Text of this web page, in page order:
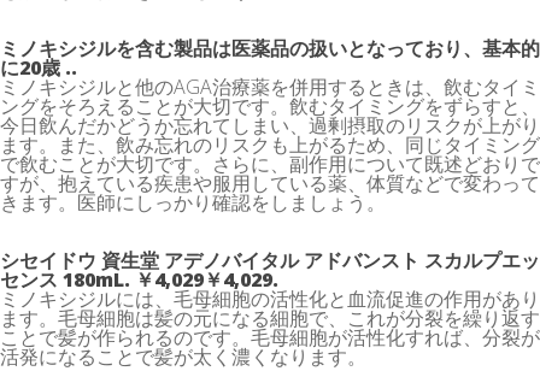
ミノキシジルを含む製品は医薬品の扱いとなっており、基本的
に20歳 ..
ミノキシジルと他のAGA治療薬を併用するときは、飲むタイミ
ングをそろえることが大切です。飲むタイミングをずらすと、
今日飲んだかどうか忘れてしまい、過剰摂取のリスクが上がり
ます。また、飲み忘れのリスクも上がるため、同じタイミング
で飲むことが大切です。さらに、副作用について既述どおりで
すが、抱えている疾患や服用している薬、体質などで変わって
きます。医師にしっかり確認をしましょう。
シセイドウ 資生堂 アデノバイタル アドバンスト スカルプエッ
センス 180mL. ￥4,029￥4,029.
ミノキシジルには、毛母細胞の活性化と血流促進の作用があり
ます。毛母細胞は髪の元になる細胞で、これが分裂を繰り返す
ことで髪が作られるのです。毛母細胞が活性化すれば、分裂が
活発になることで髪が太く濃くなります。